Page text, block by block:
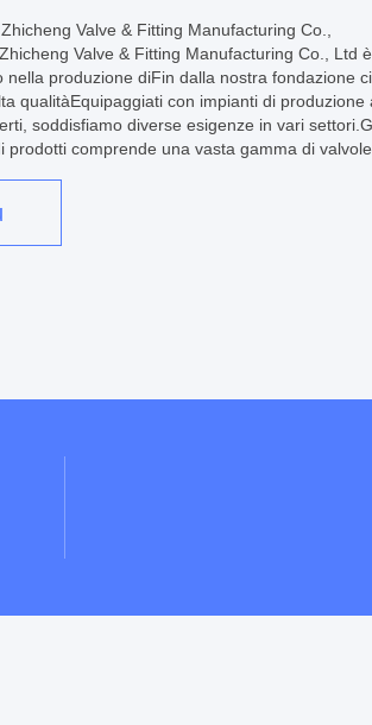
Valve & Fitting Manufacturing Co.,
Valve & Fitting Manufacturing Co., Ltd
nella produzione diFin dalla nostra fondazione
qualitàEquipaggiati con impianti di produzione
soddisfiamo diverse esigenze in vari
prodotti comprende una vasta gamma di